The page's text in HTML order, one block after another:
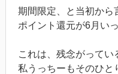
期間限定、と当初から
ポイント還元が6月い
これは、残念がってい
私うっちーもそのひと